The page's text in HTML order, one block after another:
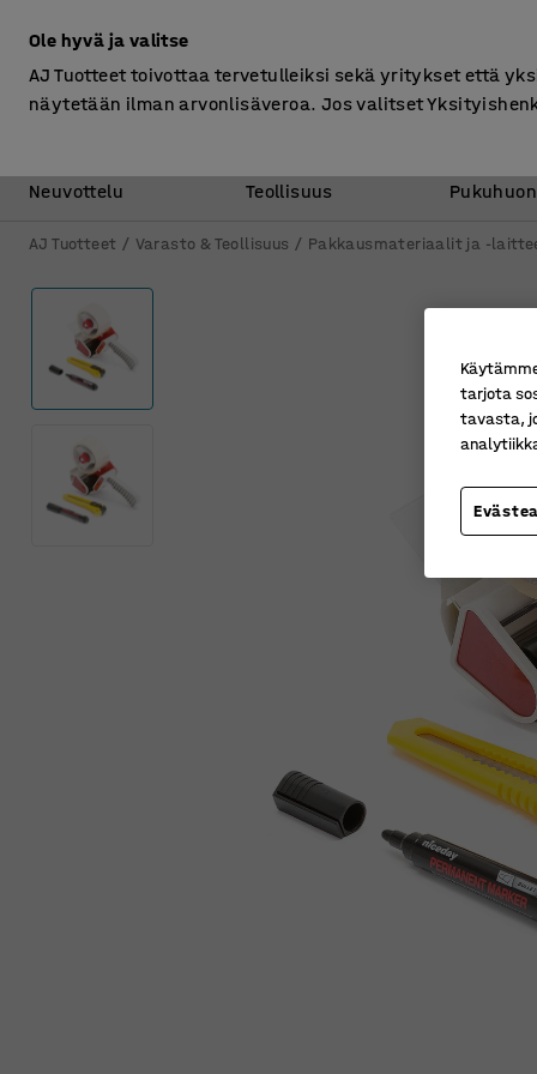
Neuvottelu
Teollisuus
AJ Tuotteet Varasto & Teollisuus Pakkausmateriaalit ja -
Ole hyvä ja valitse
AJ Tuotteet toivottaa tervetulleiksi sekä yritykset että
näytetään ilman arvonlisäveroa. Jos valitset
tarjota
tavasta,